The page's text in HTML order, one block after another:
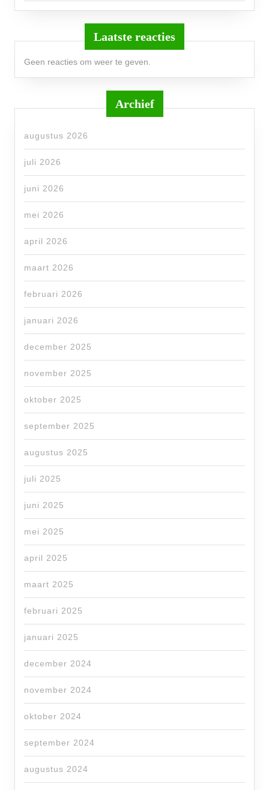
Laatste reacties
Geen reacties om weer te geven.
Archief
augustus 2026
juli 2026
juni 2026
mei 2026
april 2026
maart 2026
februari 2026
januari 2026
december 2025
november 2025
oktober 2025
september 2025
augustus 2025
juli 2025
juni 2025
mei 2025
april 2025
maart 2025
februari 2025
januari 2025
december 2024
november 2024
oktober 2024
september 2024
augustus 2024